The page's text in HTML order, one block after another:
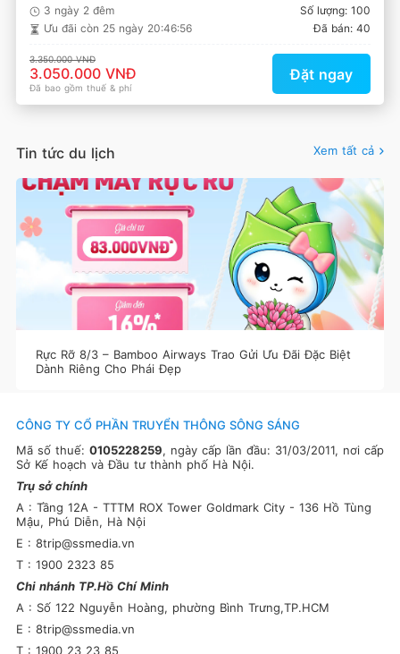
3 ngày 2 đêm
Số lượng: 100
Ưu đãi còn 25 ngày 20:46:55 Đã bán: 40
3.350.000 VNĐ
3.050.000 VNĐ
Đã bao gồm thuế & phí
Đặt ngay
Tin tức du lịch Xem tất cả
Rực Rỡ 8/3 – Bamboo Airways Trao Gửi Ưu Đãi Đặc Biệt
Dành Riêng Cho Phái Đẹp
CÔNG TY CỔ PHẦN TRUYỂN THÔNG SÔNG SÁNG
Mã số thuế: 0105228259, ngày cấp lần đầu: 31/03/2011, nơi cấp
Sở Kế hoạch và Đầu tư thành phố Hà Nội.
Trụ sở chính
A : Tầng 12A - TTTM ROX Tower Goldmark City - 136 Hồ Tùng
Mậu, Phú Diễn, Hà Nội
E : 8trip@ssmedia.vn
T : 1900 2323 85
Chi nhánh TP.Hồ Chí Minh
A : Số 122 Nguyễn Hoàng, phường Bình Trưng,TP.HCM
E : 8trip@ssmedia.vn
T : 1900 23 23 85